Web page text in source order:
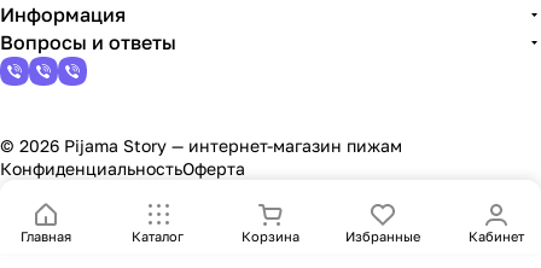
Информация
Вопросы и ответы
© 2026 Pijama Story — интернет-магазин пижам
КонфиденциальностьОферта
Главная Каталог Корзина Избранные Кабинет